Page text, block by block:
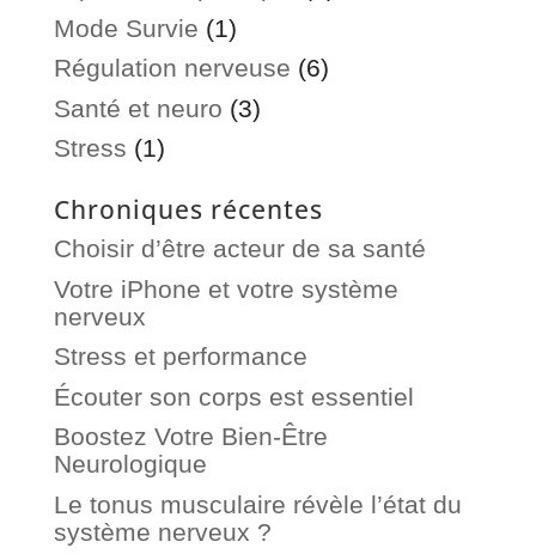
Mode Survie (1)
Régulation nerveuse (6)
Santé et neuro (3)
Stress (1)
Chroniques récentes
Choisir d’être acteur de sa santé
Votre iPhone et votre système
nerveux
Stress et performance
Écouter son corps est essentiel
Boostez Votre Bien-Être
Neurologique
Le tonus musculaire révèle l’état du
système nerveux ?